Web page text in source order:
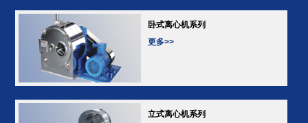
卧式离心机系列
更多>>
立式离心机系列